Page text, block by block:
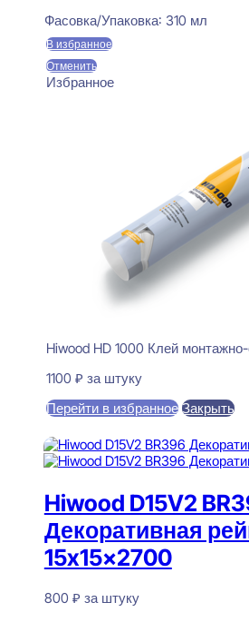
Фасовка/Упаковка: 310 мл
В избранное
Отменить
Избранное
Hiwood HD 1000 Клей
1100 ₽ за штуку
Перейти в избранное Закрыть
Hiwood D15V2
Декоративная
15x15x2700
800 ₽ за штуку